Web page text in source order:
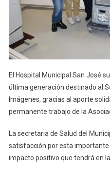
El Hospital Municipal San José
última generación destinado al
Imágenes, gracias al aporte
permanente trabajo de la
La secretaria de Salud del
satisfacción por esta
impacto positivo que tendrá en